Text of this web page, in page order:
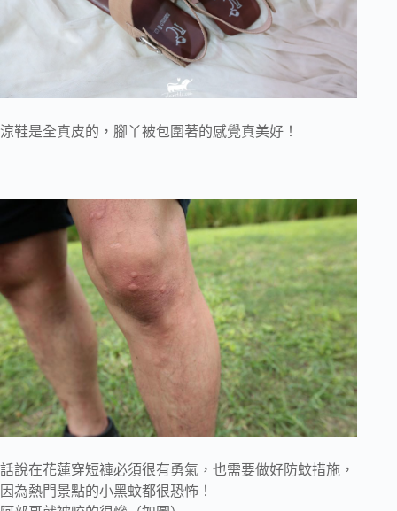
涼鞋是全真皮的，腳丫被包圍著的感覺真美好！
話說在花蓮穿短褲必須很有勇氣，也需要做好防蚊措施，
因為熱門景點的小黑蚊都很恐怖！